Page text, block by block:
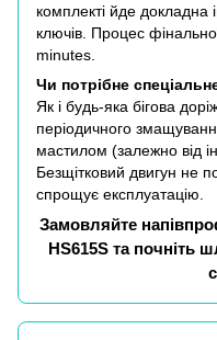
комплекті йде докладна
ключів. Процес
minutes.
Чи потрібне
Як і будь-яка бігова
періодичного
мастилом (залежно від
Безщітковий двигун не
спрощує експлуатацію.
Замовляйте
HS615S та почніть